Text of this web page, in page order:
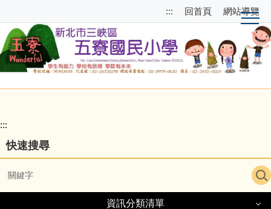
到
主
要
內
容
區
:::
至
方
選
區
回首頁 網站導覽
園
主
選
單
導
:::
快速搜尋
資訊分類清單